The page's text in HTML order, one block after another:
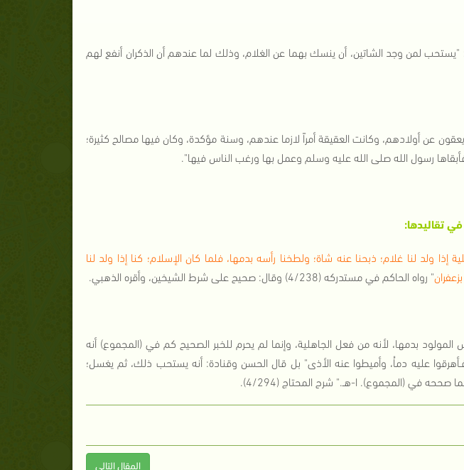
لمن وجد الشاتين، أن ينسك بهما عن الغلام، وذلك لما عندهم أن الذكران أنفع لهم
عن أولادهم، وكانت العقيقة أمراً لازما عندهم، وسنة مؤكدة، وكان فيها مصالح كثيرة؛
فأبقاها رسول الله صلى الله عليه وسلم وعمل بها ورغب الناس فيها".
تقاليدها:
إذا ولد لنا غلام؛ ذبحنا عنه شاة؛ ولطخنا رأسه بدمها، فلما كان الإسلام؛ كنا إذا ولد لنا
" رواه الحاكم في مستدركه (4/238) وقال: صحيح على شرط الشيخين، وأقره الذهبي.
بدمها، لأنه من فعل الجاهلية، وإنما لم يحرم للخبر الصحيح كم في (المجموع) أنه
عليه دماُ، وأميطوا عنه الأذى" بل قال الحسن وقنادة: أنه يستحب ذلك، ثم يغسل؛
صححه في (المجموع). ا-هـ." شرح المحتاج (4/294).
المقال التالى